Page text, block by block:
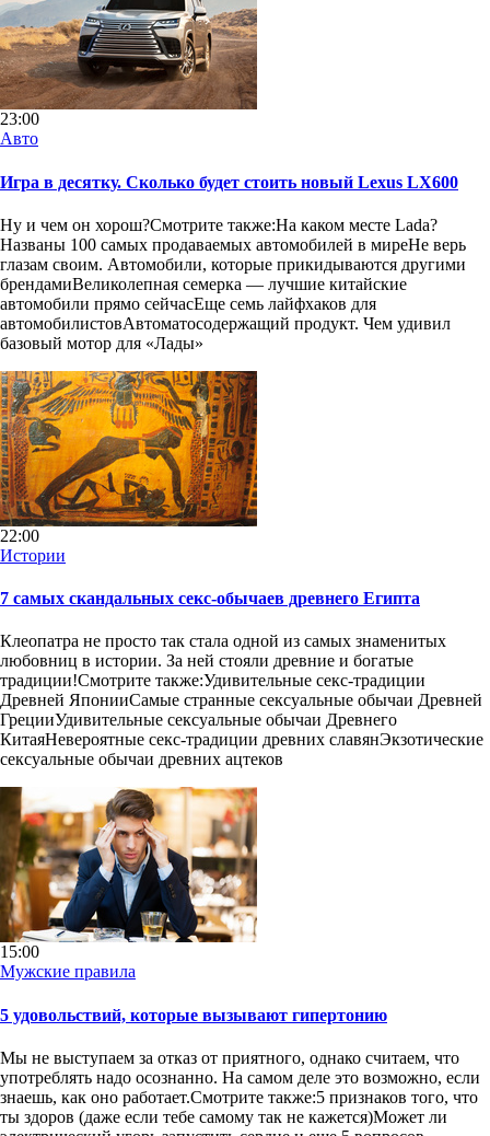
23:00
Авто
Игра в десятку. Сколько будет стоить новый Lexus LX600
Ну и чем он хорош?Смотрите также:На каком месте Lada?
Названы 100 самых продаваемых автомобилей в миреНе верь
глазам своим. Автомобили, которые прикидываются другими
брендамиВеликолепная семерка — лучшие китайские
автомобили прямо сейчасЕще семь лайфхаков для
автомобилистовАвтоматосодержащий продукт. Чем удивил
базовый мотор для «Лады»
22:00
Истории
7 самых скандальных секс-обычаев древнего Египта
Клеопатра не просто так стала одной из самых знаменитых
любовниц в истории. За ней стояли древние и богатые
традиции!Смотрите также:Удивительные секс-традиции
Древней ЯпонииСамые странные сексуальные обычаи Древней
ГрецииУдивительные сексуальные обычаи Древнего
КитаяНевероятные секс-традиции древних славянЭкзотические
сексуальные обычаи древних ацтеков
15:00
Мужские правила
5 удовольствий, которые вызывают гипертонию
Мы не выступаем за отказ от приятного, однако считаем, что
употреблять надо осознанно. На самом деле это возможно, если
знаешь, как оно работает.Смотрите также:5 признаков того, что
ты здоров (даже если тебе самому так не кажется)Может ли